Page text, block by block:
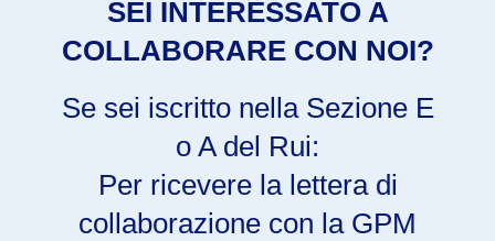
SEI INTERESSATO A
COLLABORARE CON NOI?
Se sei iscritto nella Sezione E
o A del Rui:
Per ricevere la lettera di
collaborazione con la GPM